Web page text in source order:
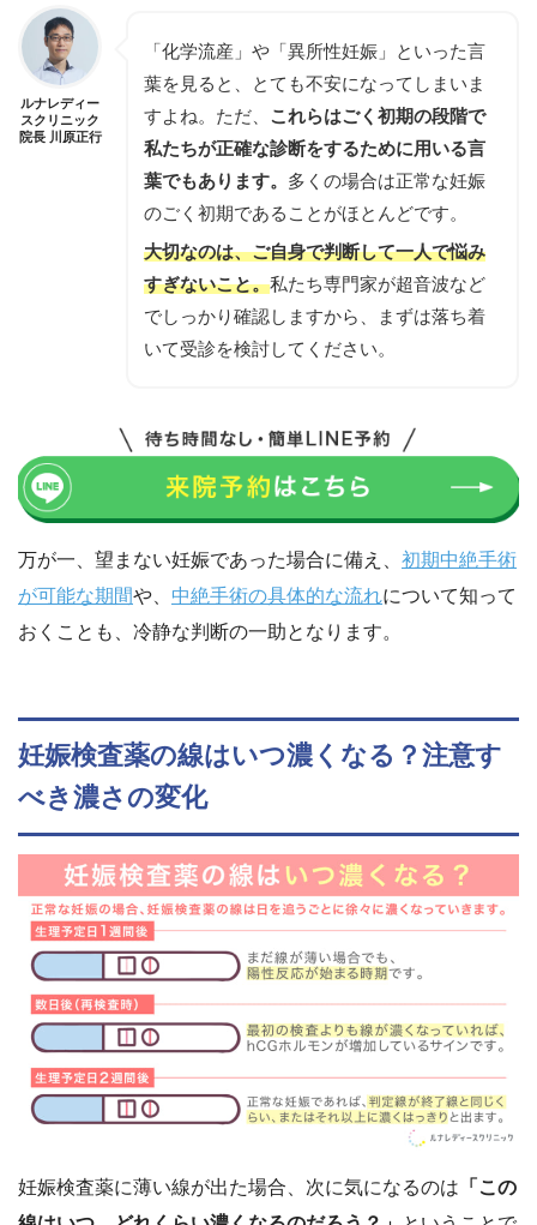
ルナレディー
スクリニック
院長 川原正行
「化学流産」や「異所性妊娠」といった言
葉を見ると、とても不安になってしまいま
すよね。ただ、 これらはごく初期の段階で
私たちが正確な診断をするために用いる言
葉でもあります。 多くの場合は正常な妊娠
のごく初期であることがほとんどです。
大切なのは、ご自身で判断して一人で悩み
すぎないこと。私たち専門家が超音波など
でしっかり確認しますから、まずは落ち着
いて受診を検討してください。
万が一、望まない妊娠であった場合に備え、 初期中絶手術
が可能な期間や、 中絶手術の具体的な流れについて知って
おくことも、冷静な判断の一助となります。
妊娠検査薬の線はいつ濃くなる？注意す
べき濃さの変化
妊娠検査薬に薄い線が出た場合、次に気になるのは 「この